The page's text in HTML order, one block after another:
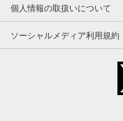
個人情報の取扱いについて
ソーシャルメディア利用規約